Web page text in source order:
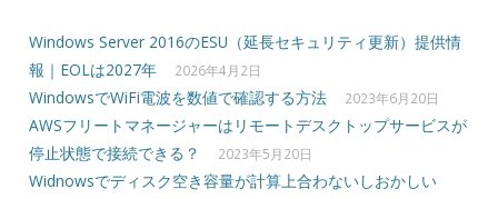
Windows Server 2016のESU（延長セキュリティ更新）提供情
報｜EOLは2027年
2026年4月2日
WindowsでWiFi電波を数値で確認する方法 2023年6月20日
AWSフリートマネージャーはリモートデスクトップサービスが
停止状態で接続できる？
2023年5月20日
Widnowsでディスク空き容量が計算上合わないしおかしい